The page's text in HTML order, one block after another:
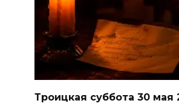
Троицкая суббота 30 мая